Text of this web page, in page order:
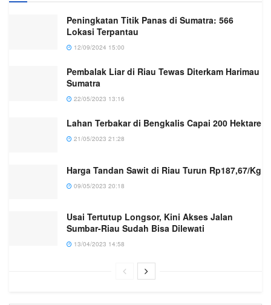
Peningkatan Titik Panas di Sumatra: 566
Lokasi Terpantau
12/09/2024 15:00
Pembalak Liar di Riau Tewas Diterkam Harimau
Sumatra
22/05/2023 13:16
Lahan Terbakar di Bengkalis Capai 200 Hektare
21/05/2023 21:28
Harga Tandan Sawit di Riau Turun Rp187,67/Kg
09/05/2023 20:18
Usai Tertutup Longsor, Kini Akses Jalan
Sumbar-Riau Sudah Bisa Dilewati
13/04/2023 14:58